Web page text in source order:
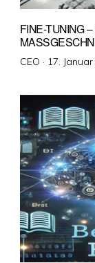
FINE-TUNING
CEO · 17.